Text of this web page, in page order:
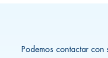
Podemos contactar